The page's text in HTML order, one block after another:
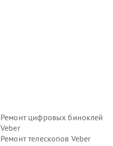
Ремонт цифровых биноклей
Veber
Ремонт телескопов Veber